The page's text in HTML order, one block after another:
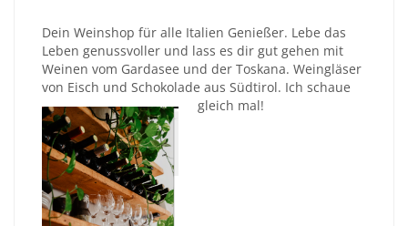
Dein Weinshop für alle Italien Genießer. Lebe das
Leben genussvoller und lass es dir gut gehen mit
Weinen vom Gardasee und der Toskana. Weingläser
von Eisch und Schokolade aus Südtirol. Ich schaue
gleich mal!